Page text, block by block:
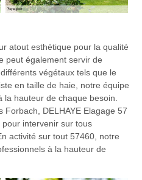
atout esthétique pour la qualité
peut également servir de
végétaux tels que le
en taille de haie, notre équipe
la hauteur de chaque besoin.
DELHAYE Elagage 57
intervenir sur tous
activité sur tout 57460, notre
à la hauteur de